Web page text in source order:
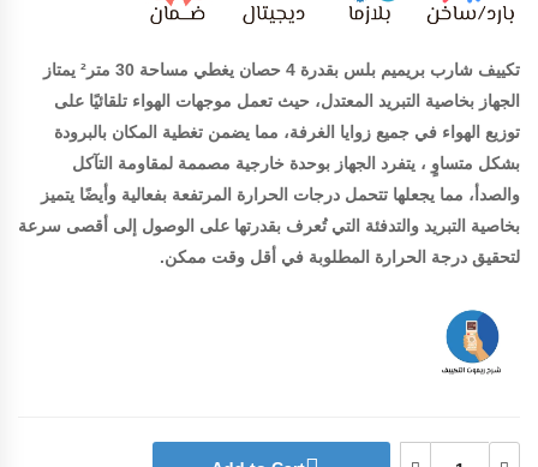
تكييف شارب بريميم بلس بقدرة 4 حصان يغطي مساحة 30 متر² يمتاز
الجهاز بخاصية التبريد المعتدل، حيث تعمل موجهات الهواء تلقائيًا على
توزيع الهواء في جميع زوايا الغرفة، مما يضمن تغطية المكان بالبرودة
بشكل متساوٍ ، يتفرد الجهاز بوحدة خارجية مصممة لمقاومة التآكل
والصدأ، مما يجعلها تتحمل درجات الحرارة المرتفعة بفعالية وأيضًا يتميز
بخاصية التبريد والتدفئة التي تُعرف بقدرتها على الوصول إلى أقصى سرعة
لتحقيق درجة الحرارة المطلوبة في أقل وقت ممكن.